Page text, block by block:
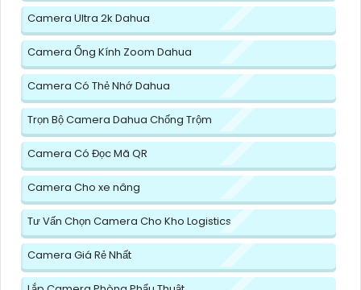
Camera Ultra 2k Dahua
Camera Ống Kính Zoom Dahua
Camera Có Thẻ Nhớ Dahua
Trọn Bộ Camera Dahua Chống Trộm
Camera Có Đọc Mã QR
Camera Cho xe nâng
Tư Vấn Chọn Camera Cho Kho Logistics
Camera Giá Rẻ Nhất